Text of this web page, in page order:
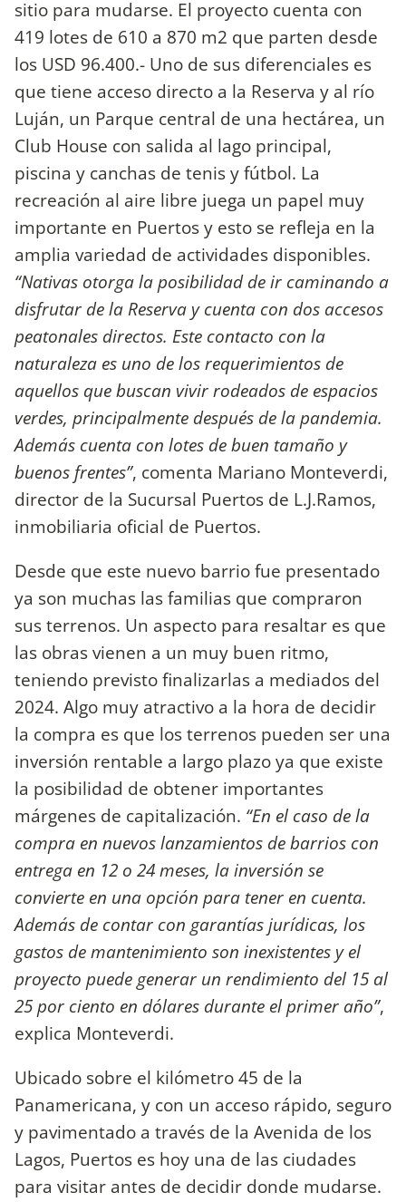
sitio para mudarse. El proyecto cuenta con
419 lotes de 610 a 870 m2 que parten desde
los USD 96.400.- Uno de sus diferenciales es
que tiene acceso directo a la Reserva y al río
Luján, un Parque central de una hectárea, un
Club House con salida al lago principal,
piscina y canchas de tenis y fútbol. La
recreación al aire libre juega un papel muy
importante en Puertos y esto se refleja en la
amplia variedad de actividades disponibles.
“Nativas otorga la posibilidad de ir caminando a
disfrutar de la Reserva y cuenta con dos accesos
peatonales directos. Este contacto con la
naturaleza es uno de los requerimientos de
aquellos que buscan vivir rodeados de espacios
verdes, principalmente después de la pandemia.
Además cuenta con lotes de buen tamaño y
buenos frentes”, comenta Mariano Monteverdi,
director de la Sucursal Puertos de L.J.Ramos,
inmobiliaria oficial de Puertos.
Desde que este nuevo barrio fue presentado
ya son muchas las familias que compraron
sus terrenos. Un aspecto para resaltar es que
las obras vienen a un muy buen ritmo,
teniendo previsto finalizarlas a mediados del
2024. Algo muy atractivo a la hora de decidir
la compra es que los terrenos pueden ser una
inversión rentable a largo plazo ya que existe
la posibilidad de obtener importantes
márgenes de capitalización. “En el caso de la
compra en nuevos lanzamientos de barrios con
entrega en 12 o 24 meses, la inversión se
convierte en una opción para tener en cuenta.
Además de contar con garantías jurídicas, los
gastos de mantenimiento son inexistentes y el
proyecto puede generar un rendimiento del 15 al
25 por ciento en dólares durante el primer año”,
explica Monteverdi.
Ubicado sobre el kilómetro 45 de la
Panamericana, y con un acceso rápido, seguro
y pavimentado a través de la Avenida de los
Lagos, Puertos es hoy una de las ciudades
para visitar antes de decidir donde mudarse.